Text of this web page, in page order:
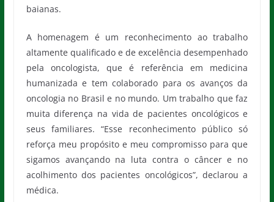
baianas.
A homenagem é um reconhecimento ao trabalho
altamente qualificado e de excelência desempenhado
pela oncologista, que é referência em medicina
humanizada e tem colaborado para os avanços da
oncologia no Brasil e no mundo. Um trabalho que faz
muita diferença na vida de pacientes oncológicos e
seus familiares. “Esse reconhecimento público só
reforça meu propósito e meu compromisso para que
sigamos avançando na luta contra o câncer e no
acolhimento dos pacientes oncológicos”, declarou a
médica.